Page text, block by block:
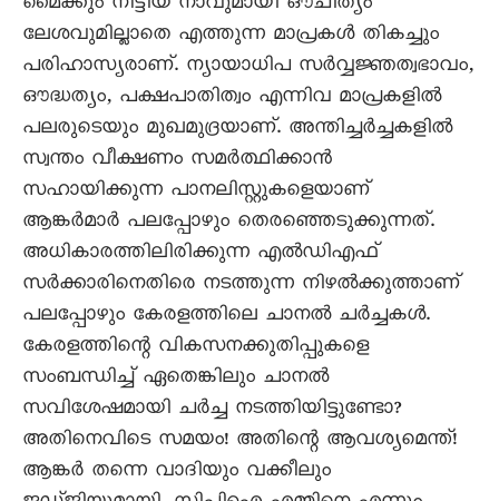
ലേശവുമില്ലാതെ എത്തുന്ന മാപ്രകൾ തികച്ചും
പരിഹാസ്യരാണ്. ന്യായാധിപ സർവ്വജ്ഞത്വഭാവം,
ഔദ്ധത്യം, പക്ഷപാതിത്വം എന്നിവ മാപ്രകളിൽ
പലരുടെയും മുഖമുദ്രയാണ്. അന്തിച്ചർച്ചകളിൽ
സ്വന്തം വീക്ഷണം സമർത്ഥിക്കാൻ
സഹായിക്കുന്ന പാനലിസ്റ്റുകളെയാണ്
ആങ്കർമാർ പലപ്പോഴും തെരഞ്ഞെടുക്കുന്നത്.
അധികാരത്തിലിരിക്കുന്ന എൽഡിഎഫ്
സർക്കാരിനെതിരെ നടത്തുന്ന നിഴൽക്കുത്താണ്
പലപ്പോഴും കേരളത്തിലെ ചാനൽ ചർച്ചകൾ.
കേരളത്തിന്റെ വികസനക്കുതിപ്പുകളെ
സംബന്ധിച്ച് ഏതെങ്കിലും ചാനൽ
സവിശേഷമായി ചർച്ച നടത്തിയിട്ടുണ്ടോ?
അതിനെവിടെ സമയം! അതിന്റെ ആവശ്യമെന്ത്!
ആങ്കർ തന്നെ വാദിയും വക്കീലും